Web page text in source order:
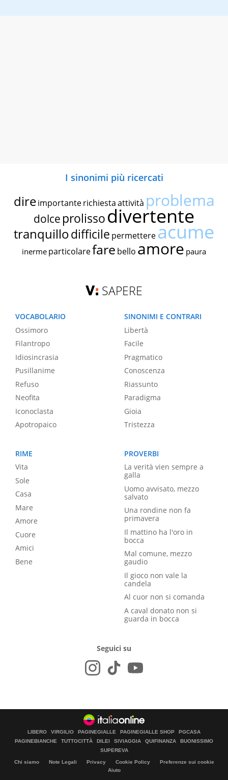
I sinonimi più ricercati
dire importante richiestaattività problema
dolce prolissodivertente
tranquillodifficile permettereacume
inerme particolarefare bello amore paura
SAPERE
VOCABOLARIO
Ossimoro
Filantropo
Idiosincrasia
Pusillanime
Refuso
Neofita
Iconoclasta
Apotropaico
SINONIMI E CONTRARI
Libertà
Facile
Pragmatico
Conoscenza
Riassunto
Paradigma
Gioia
Tristezza
RIME
Vita
Sole
Casa
Mare
Amore
Cuore
Amici
Bene
PROVERBI
La verità vien sempre a
galla
Uomo avvisato, mezzo
salvato
Una rondine non fa
primavera
Il mattino ha l'oro in
bocca
Mal comune, mezzo
gaudio
Il gioco non vale la
candela
Al cuor non si comanda
A caval donato non si
guarda in bocca
Seguici su
LIBERO VIRGILIO PAGINEGIALLE PAGINEGIALLE SHOP
PGCASA
PAGINEBIANCHE
TUTTOCITTÀ DILEI SIVIAGGIA QUIFINANZA
BUONISSIMO
SUPEREVA
Chi siamo Note Legali Privacy Cookie Policy
Preferenze sui cookie
Aiuto